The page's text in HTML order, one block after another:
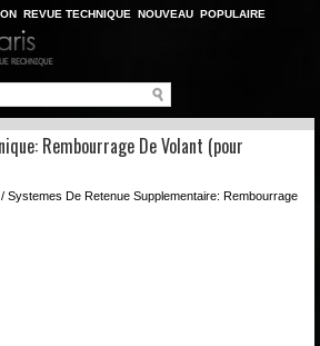
REVUE TECHNIQUE NOUVEAU POPULAIRE
Rembourrage De Volant (pour
/ Systemes De Retenue Supplementaire: Rembourrage